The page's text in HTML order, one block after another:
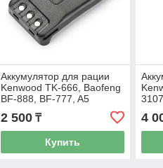
Аккумулятор для рации
Kenwood TK-666, Baofeng
BF-888, BF-777, A5
2 500₸
Купить
4